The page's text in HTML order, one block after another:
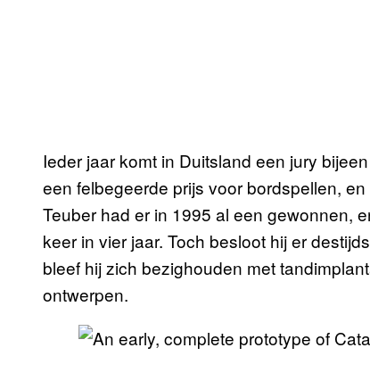
Ieder jaar komt in Duitsland een jury
een felbegeerde prijs voor bordspellen,
Teuber had er in 1995 al een gewonnen,
keer in vier jaar. Toch besloot hij er
bleef hij zich bezighouden met
ontwerpen.